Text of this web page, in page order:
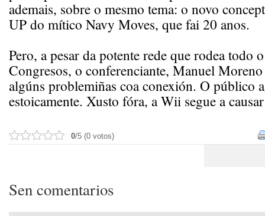
ademais, sobre o mesmo tema: o novo
UP do mítico Navy Moves, que fai 20 anos.
Pero, a pesar da potente rede que rodea todo
Congresos, o conferenciante, Manuel
algúns problemiñas coa conexión. O público
estoicamente. Xusto fóra, a Wii segue a
0/5 (0 votos)
Sen comentarios